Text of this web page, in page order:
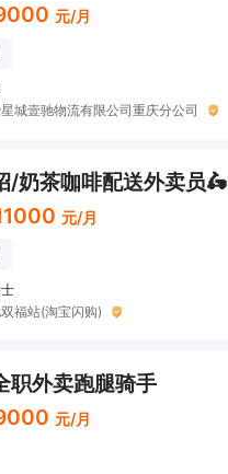
元/月
城壹驰物流有限公司重庆分公司
/奶茶咖啡配送外卖员🛵
元/月
福站(淘宝闪购)
职外卖跑腿骑手
元/月